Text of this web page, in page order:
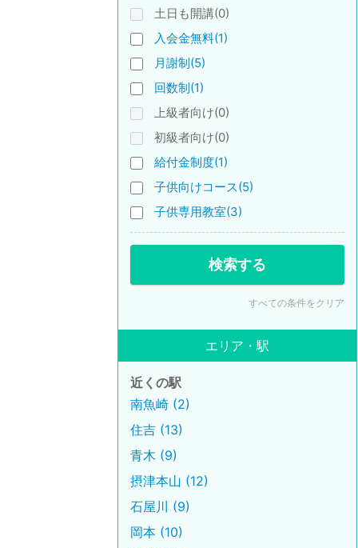
土日も開講(0)
入会金無料(1)
月謝制(5)
回数制(1)
上級者向け(0)
初級者向け(0)
給付金制度(1)
子供向けコース(5)
子供専用教室(3)
検索する
すべての条件をクリア
エリア・駅
近くの駅
南魚崎 (2)
住吉 (13)
青木 (9)
摂津本山 (12)
石屋川 (9)
岡本 (10)